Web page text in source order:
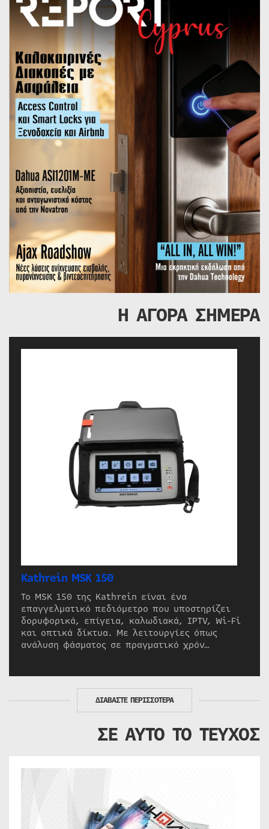
Η ΑΓΟΡΑ ΣΗΜΕΡΑ
Kathrein MSK 150
Το MSK 150 της Kathrein είναι ένα
επαγγελματικό πεδιόμετρο που υποστηρίζει
δορυφορικά, επίγεια, καλωδιακά, IPTV, Wi-Fi
και οπτικά δίκτυα. Με λειτουργίες όπως
ανάλυση φάσματος σε πραγματικό χρόν…
ΔΙΑΒΑΣΤΕ ΠΕΡΙΣΣΟΤΕΡΑ
ΣΕ ΑΥΤΟ ΤΟ ΤΕΥΧΟΣ